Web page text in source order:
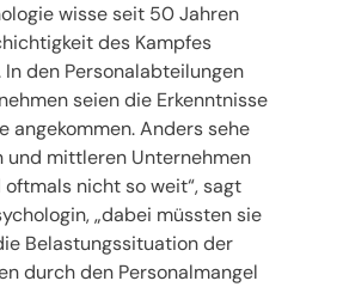
wisse seit 50 Jahren
des Kampfes
In den Personalabteilungen
seien die Erkenntnisse
angekommen. Anders sehe
und mittleren Unternehmen
oftmals nicht so weit“, sagt
„dabei müssten sie
Belastungssituation der
durch den Personalmangel